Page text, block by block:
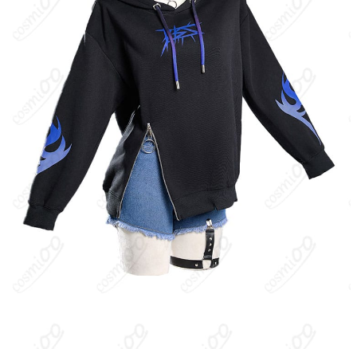
洗濯方法
手洗い推奨、漂白不可
スマホ向けリズムゲーム『プロジェクトセカイ カラフルステー
ジ！ feat. 初音ミク』に登場するVivid BAD SQUAD（VBS）のボ
ーカリスト。人前で歌うことに自信がなかったが、白石杏との出
会いをきっかけにストリート音楽の世界へ踏み出す。仲間の東雲
彰人・青柳冬弥と共に伝説のイベント“RAD WEEKEND”を越える
ことを目標に日々成長していく、心優しく素直な女の子。CVは秋
キャラクター設定
：・所属ユニット：Vivid BAD SQUAD（ボーカ
ル） ・性格：内気でおっとり、努力家。仲間思いで誠実。 ・特
徴：最初は弱気だが、歌を通じて確かな自信と表現力を身につけ
ていく“成長枠”。イメージカラーはイエロー系。 ・人間関係：白
石杏に導かれて歌い始め、東雲彰人・青柳冬弥と4人で活動。ユニ
ットで切磋琢磨しながら伝説超えを目指す。 ・ボイス：秋奈